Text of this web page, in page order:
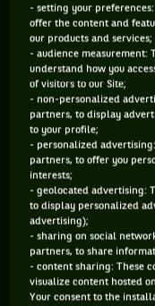
Sinon, le Serbe a
moquer d'un membre
- setting your
offer the content and
our products and services;
- audience measurement:
understand how you
of visitors to our Site;
- non-personalized
partners, to display
to your profile;
- personalized
partners, to offer you
interests;
- geolocated advertising:
to display personalized
advertising);
- sharing on social
partners, to share
- content sharing: These
visualize content hosted
Your consent to the